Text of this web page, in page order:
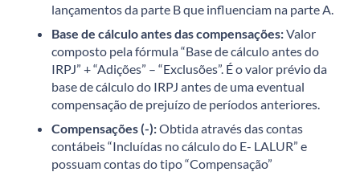
lançamentos da parte B que influenciam na parte A.
Base de cálculo antes das compensações:Valor
composto pela fórmula “Base de cálculo antes do
IRPJ” + “Adições” – “Exclusões”. É o valor prévio da
base de cálculo do IRPJ antes de uma eventual
compensação de prejuízo de períodos anteriores.
Compensações (-):Obtida através das contas
contábeis “Incluídas no cálculo do E- LALUR” e
possuam contas do tipo “Compensação”